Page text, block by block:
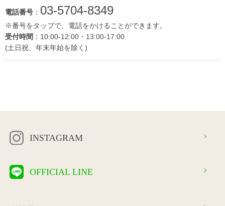
電話番号 ： 03-5704-8349
※番号をタップで、電話をかけることができます。
受付時間 ：10:00-12:00・13:00-17:00
(土日祝、年末年始を除く)
INSTAGRAM
OFFICIAL LINE